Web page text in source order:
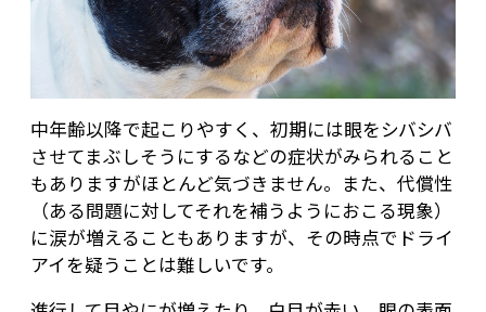
中年齢以降で起こりやすく、初期には眼をシバシバ
させてまぶしそうにするなどの症状がみられること
もありますがほとんど気づきません。また、代償性
（ある問題に対してそれを補うようにおこる現象）
に涙が増えることもありますが、その時点でドライ
アイを疑うことは難しいです。